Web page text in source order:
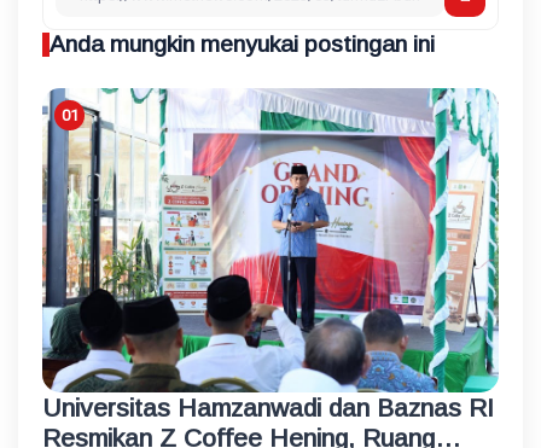
Anda mungkin menyukai postingan ini
Universitas Hamzanwadi dan Baznas RI
Resmikan Z Coffee Hening, Ruang